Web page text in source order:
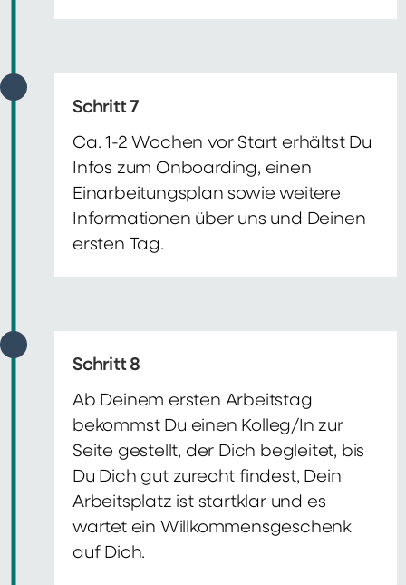
Schritt 7
Ca. 1-2 Wochen vor Start erhältst Du
Infos zum Onboarding, einen
Einarbeitungsplan sowie weitere
Informationen über uns und Deinen
ersten Tag.
Schritt 8
Ab Deinem ersten Arbeitstag
bekommst Du einen Kolleg/In zur
Seite gestellt, der Dich begleitet, bis
Du Dich gut zurecht findest, Dein
Arbeitsplatz ist startklar und es
wartet ein Willkommensgeschenk
auf Dich.